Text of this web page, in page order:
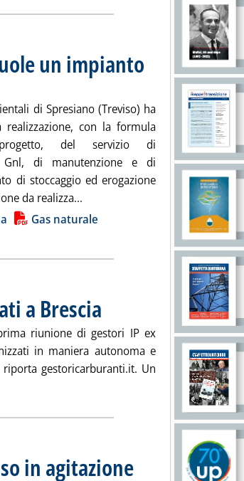
un impianto . Sottotitolo: Con opzione
. Pubblicata giovedì 14
di Spresiano (Treviso) ha
con la formula
del servizio di
Gnl, di manutenzione e di
di stoccaggio ed erogazione
da realizza... Leggi tutta la notizia: 'Gnl
Gas naturale
a Brescia . Pubblicata mercoledì 13 febbraio 2019
riunione di gestori IP ex
in maniera autonoma e
gestoricarburanti.it. Un
tutta la notizia: 'Gestori ex TotalErg
in agitazione . Pubblicata mercoledì 13